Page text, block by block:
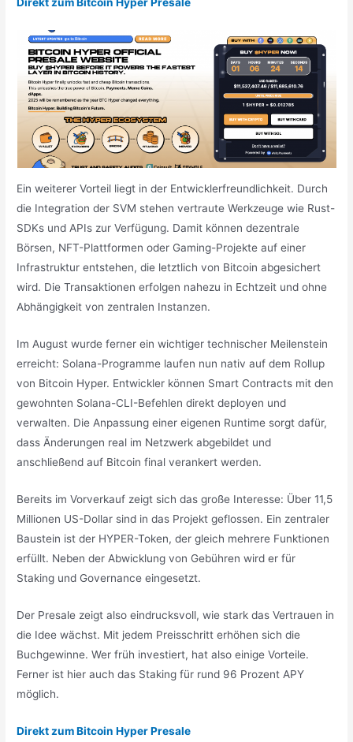
Direkt zum Bitcoin Hyper Presale
Ein weiterer Vorteil liegt in der Entwicklerfreundlichkeit. Durch
die Integration der SVM stehen vertraute Werkzeuge wie Rust-
SDKs und APIs zur Verfügung. Damit können dezentrale
Börsen, NFT-Plattformen oder Gaming-Projekte auf einer
Infrastruktur entstehen, die letztlich von Bitcoin abgesichert
wird. Die Transaktionen erfolgen nahezu in Echtzeit und ohne
Abhängigkeit von zentralen Instanzen.
Im August wurde ferner ein wichtiger technischer Meilenstein
erreicht: Solana-Programme laufen nun nativ auf dem Rollup
von Bitcoin Hyper. Entwickler können Smart Contracts mit den
gewohnten Solana-CLI-Befehlen direkt deployen und
verwalten. Die Anpassung einer eigenen Runtime sorgt dafür,
dass Änderungen real im Netzwerk abgebildet und
anschließend auf Bitcoin final verankert werden.
Bereits im Vorverkauf zeigt sich das große Interesse: Über 11,5
Millionen US-Dollar sind in das Projekt geflossen. Ein zentraler
Baustein ist der HYPER-Token, der gleich mehrere Funktionen
erfüllt. Neben der Abwicklung von Gebühren wird er für
Staking und Governance eingesetzt.
Der Presale zeigt also eindrucksvoll, wie stark das Vertrauen in
die Idee wächst. Mit jedem Preisschritt erhöhen sich die
Buchgewinne. Wer früh investiert, hat also einige Vorteile.
Ferner ist hier auch das Staking für rund 96 Prozent APY
möglich.
Direkt zum Bitcoin Hyper Presale